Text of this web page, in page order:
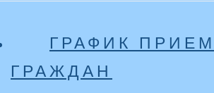
ГРАФИК
ГРАЖДАН